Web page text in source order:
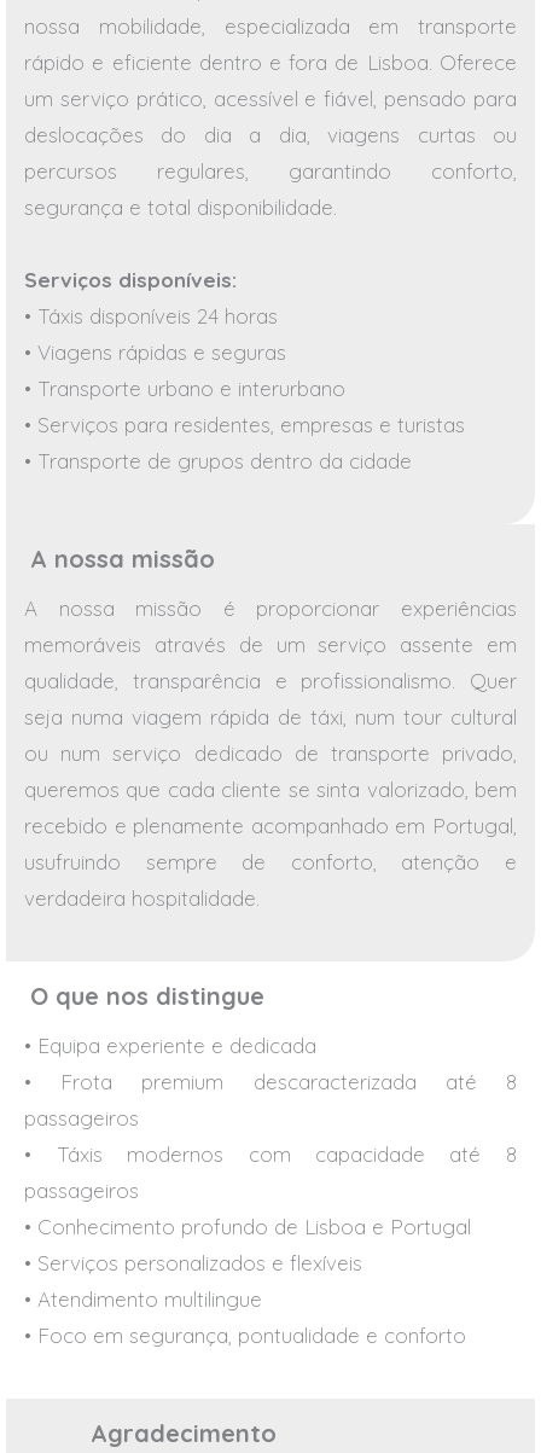
nossa mobilidade, especializada em transporte
rápido e eficiente dentro e fora de Lisboa. Oferece
um serviço prático, acessível e fiável, pensado para
deslocações do dia a dia, viagens curtas ou
percursos regulares, garantindo conforto,
segurança e total disponibilidade.
Serviços disponíveis:
• Táxis disponíveis 24 horas
• Viagens rápidas e seguras
• Transporte urbano e interurbano
• Serviços para residentes, empresas e turistas
• Transporte de grupos dentro da cidade
A nossa missão
A nossa missão é proporcionar experiências
memoráveis através de um serviço assente em
qualidade, transparência e profissionalismo. Quer
seja numa viagem rápida de táxi, num tour cultural
ou num serviço dedicado de transporte privado,
queremos que cada cliente se sinta valorizado, bem
recebido e plenamente acompanhado em Portugal,
usufruindo sempre de conforto, atenção e
verdadeira hospitalidade.
O que nos distingue
• Equipa experiente e dedicada
• Frota premium descaracterizada até 8
passageiros
• Táxis modernos com capacidade até 8
passageiros
• Conhecimento profundo de Lisboa e Portugal
• Serviços personalizados e flexíveis
• Atendimento multilingue
• Foco em segurança, pontualidade e conforto
Agradecimento